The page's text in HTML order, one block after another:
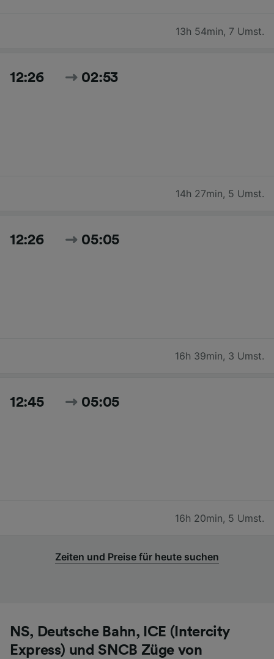
13h 54min, 7 Umst.
12:26 02:53
14h 27min, 5 Umst.
12:26 05:05
16h 39min, 3 Umst.
12:45 05:05
16h 20min, 5 Umst.
Zeiten und Preise für heute suchen
NS, Deutsche Bahn, ICE (Intercity
Express) und SNCB Züge von